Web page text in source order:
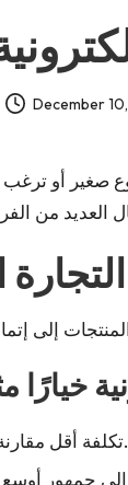
December
صغير أو
خيارًا
تكلفة أقل مقارنة بالتجارة التقليدية.